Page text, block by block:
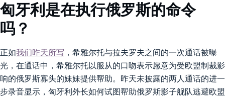
匈牙利是在执行俄罗斯的命令
吗？
正如我们昨天所写 ，希雅尔托与拉夫罗夫之间的一次通话被曝
光，在通话中，希雅尔托以服从的口吻表示愿意为受欧盟制裁影
响的俄罗斯寡头的妹妹提供帮助。昨天未披露的两人通话的进一
步录音显示，匈牙利外长如何试图帮助俄罗斯影子舰队逃避欧盟